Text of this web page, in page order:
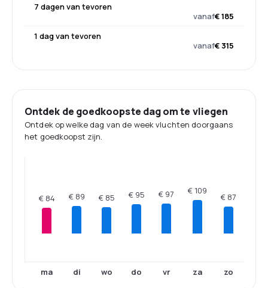
7 dagen van tevoren
vanaf€ 185
1 dag van tevoren
vanaf€ 315
Ontdek de goedkoopste dag om te vliegen
Ontdek op welke dag van de week vluchten doorgaans
het goedkoopst zijn.
€ 84
ma
€ 89
di
€ 85
wo
€ 95
do
€ 97
vr
€ 109
za
€ 87
zo